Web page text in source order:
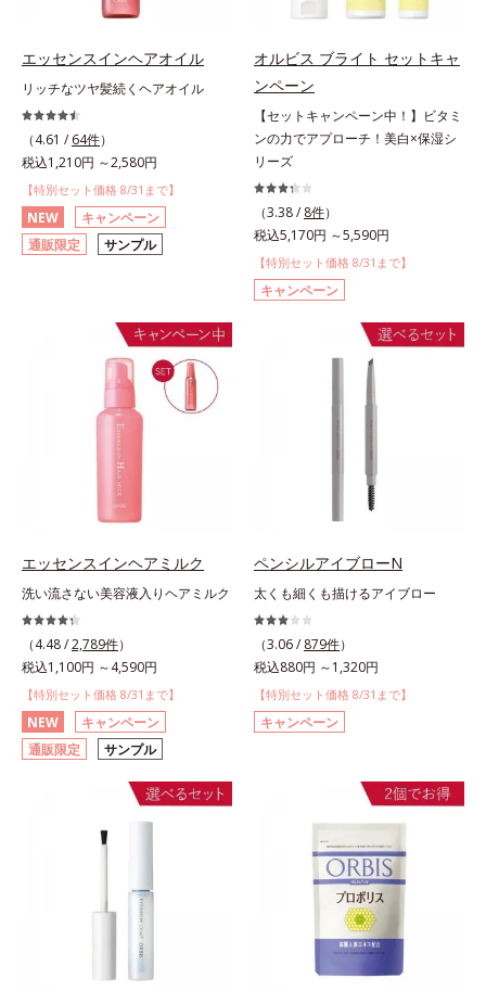
エッセンスインヘアオイル
リッチなツヤ髪続くヘアオイル
（4.61 / 64件）
税込1,210円 ～2,580円
【特別セット価格 8/31まで】
NEW
キャンペーン
通販限定
サンプル
オルビス ブライト セットキャ
ンペーン
【セットキャンペーン中！】ビタミ
ンの力でアプローチ！美白×保湿シ
リーズ
（3.38 / 8件）
税込5,170円 ～5,590円
【特別セット価格 8/31まで】
キャンペーン
エッセンスインヘアミルク
洗い流さない美容液入りヘアミルク
（4.48 /2,789件）
税込1,100円 ～4,590円
【特別セット価格 8/31まで】
NEW
キャンペーン
通販限定
サンプル
ペンシルアイブローN
太くも細くも描けるアイブロー
（3.06 / 879件）
税込880円 ～1,320円
【特別セット価格 8/31まで】
キャンペーン